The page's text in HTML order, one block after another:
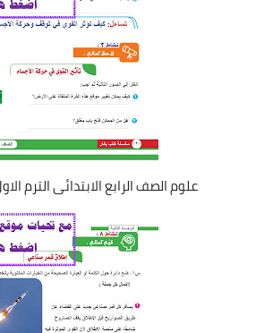
علوم الصف الرابع الابتدائى الترم